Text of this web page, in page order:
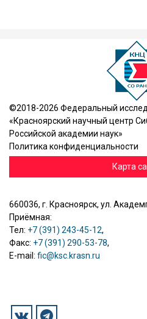
©2018-2026 Федеральный
«Красноярский научный центр
Российской академии наук»
Политика конфиденциальности
Карта
660036, г. Красноярск, ул.
Приёмная:
Тел: +7 (391) 243-45-12,
Факс: +7 (391) 290-53-78,
E-mail: fic@ksc.krasn.ru